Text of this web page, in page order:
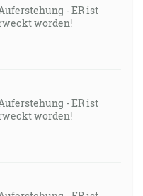
- ER ist
worden!
- ER ist
worden!